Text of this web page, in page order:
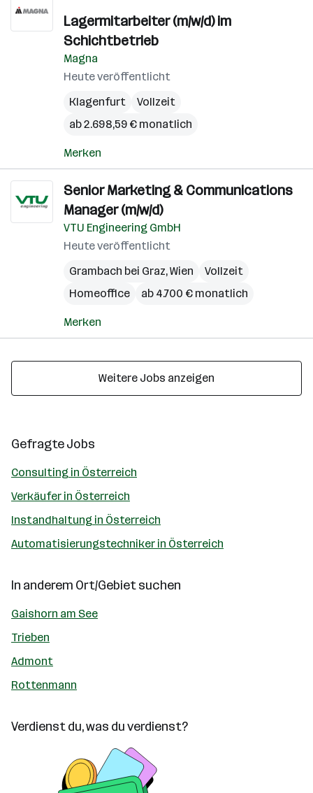
Lagermitarbeiter (m/w/d) im
Schichtbetrieb
Magna
Heute veröffentlicht
Klagenfurt
Vollzeit
ab 2.698,59 € monatlich
Merken
Senior Marketing & Communications
Manager (m/w/d)
VTU Engineering GmbH
Heute veröffentlicht
Grambach bei Graz,Wien
Vollzeit
Homeoffice
ab 4.700 € monatlich
Merken
Weitere Jobs anzeigen
Gefragte Jobs
Consulting in Österreich
Verkäufer in Österreich
Instandhaltung in Österreich
Automatisierungstechniker in Österreich
In anderem Ort/Gebiet suchen
Gaishorn am See
Trieben
Admont
Rottenmann
Verdienst du, was du verdienst?